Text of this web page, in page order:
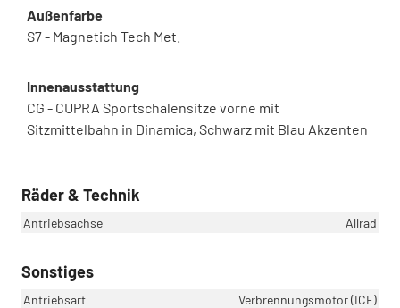
Außenfarbe
S7 - Magnetich Tech Met.
Innenausstattung
CG - CUPRA Sportschalensitze vorne mit
Sitzmittelbahn in Dinamica, Schwarz mit Blau Akzenten
Räder & Technik
Antriebsachse Allrad
Sonstiges
Antriebsart
Verbrennungsmotor (ICE)